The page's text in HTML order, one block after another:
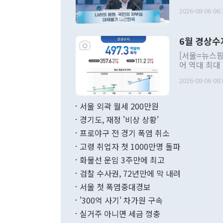
발언 중에는
주의적 희망
관의 대북
관 부처 장
관의 무리한
다. [정동영 통일부 장관이 지난달 23일 오후 서울 종로구 정부서울청사에
무너졌다고
함께 4자 대
2026-08-06
6월 경상
[서울=뉴스
어 역대 최
료=한국은행] 한국은행이 6일 발표한 '2026년 6월 국제수지(잠정)'
며 월간 기
196.9% 급
수출은
2026-08-06
서울 외곽 월세 200만원
경기도, 재정 '비상 상황'
프로야구 전 경기 폭염 취소
고령 취업자 첫 1000만명 돌파
화물선 운임 3주만에 최고
검찰 수사권, 72년만에 막 내려
서울 첫 폭염중대경보
'300억 사기' 차가원 구속
실거주 아니면 세금 껑충